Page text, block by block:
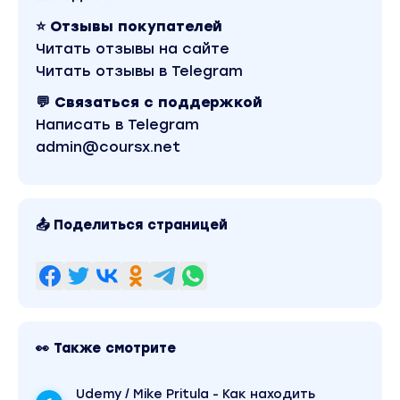
Этот курс включает промоакцию.
Программа:
Занятие 1. Что такое Headhunting и Executive
Search
нанимающим менеджером
Секция 3. Стратегия и реализация поиска
Занятие 5. Создание Long List и сорсинг
⭐ Отзывы покупателей
Читать отзывы на сайте
Читать отзывы в Telegram
💬 Связаться с поддержкой
Написать в Telegram
admin@coursx.net
📤 Поделиться страницей
👀 Также смотрите
Udemy / Mike Pritula - Как находить